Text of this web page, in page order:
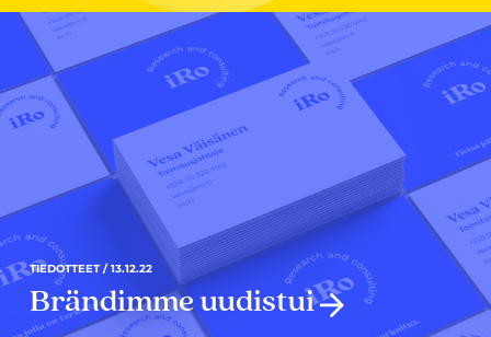
TIEDOTTEET / 13.12.22
Brändimme uudistui